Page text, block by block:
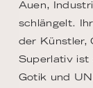
Auen,
schlängelt.
der Künstler,
Superlativ ist
Gotik und